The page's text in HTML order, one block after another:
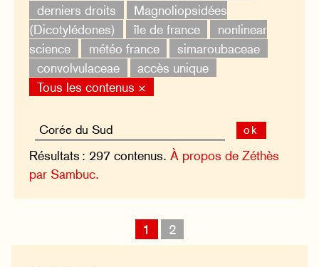
derniers droits
Magnoliopsidées
(Dicotylédones)
île de france
nonlinear
science
météo france
simaroubaceae
convolvulaceae
accès unique
Tous les contenus ×
ok
Résultats : 297 contenus.À propos de Zéthès
par Sambuc.
1 2